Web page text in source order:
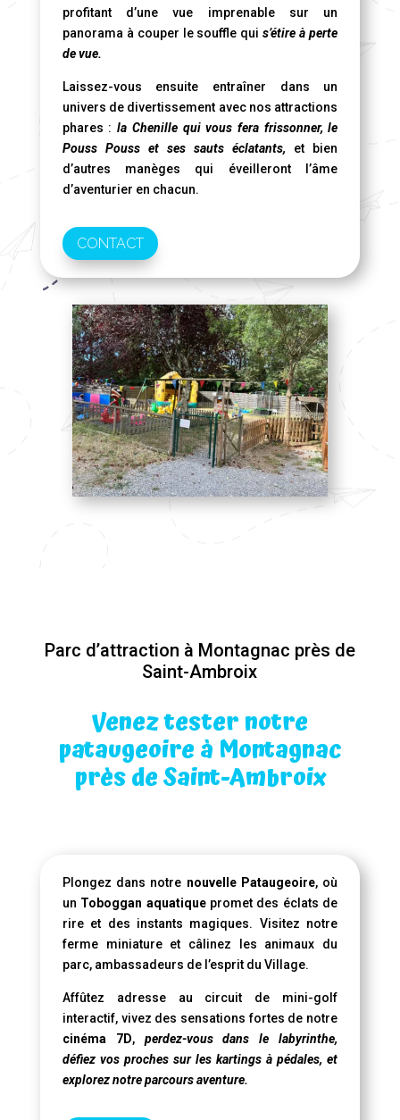
profitant d’une vue imprenable sur un
panorama à couper le souffle quis’étire à perte
de vue.
Laissez-vous ensuite entraîner dans un
univers de divertissement avec nos attractions
phares :la Chenille qui vous fera frissonner, le
Pouss Pouss et ses sauts éclatants, et bien
d’autres manèges qui éveilleront l’âme
d’aventurier en chacun.
CONTACT
Parc d’attraction à Montagnac près de
Saint-Ambroix
Venez tester notre
pataugeoire à Montagnac
près de Saint-Ambroix
Plongez dans notre nouvelle Pataugeoire, où
un Toboggan aquatiquepromet des éclats de
rire et des instants magiques. Visitez notre
ferme miniature et câlinez les animaux du
parc, ambassadeurs de l’esprit du Village.
Affûtez adresse au circuit de mini-golf
interactif, vivez des sensations fortes de notre
cinéma 7D, perdez-vous dans le labyrinthe,
défiez vos proches sur les kartings à pédales, et
explorez notre parcours aventure.